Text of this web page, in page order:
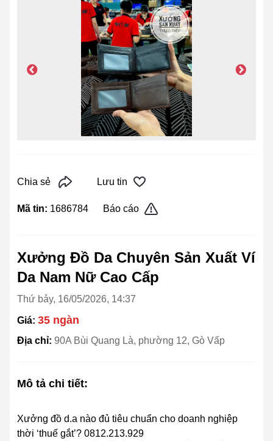
Chia sẻ Lưu tin
Mã tin: 1686784 Báo cáo
Xưởng Đồ Da Chuyên Sản Xuất Ví
Da Nam Nữ Cao Cấp
Thứ bảy, 16/05/2026, 14:37
Giá: 35 ngàn
Địa chỉ: 90A Bùi Quang Là, phường 12, Gò Vấp
Mô tả chi tiết:
Xưởng đồ d.a nào đủ tiêu chuẩn cho doanh nghiệp
thời ‘thuế gắt’? 0812.213.929